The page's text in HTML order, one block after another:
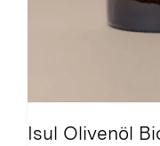
Isul Olivenöl